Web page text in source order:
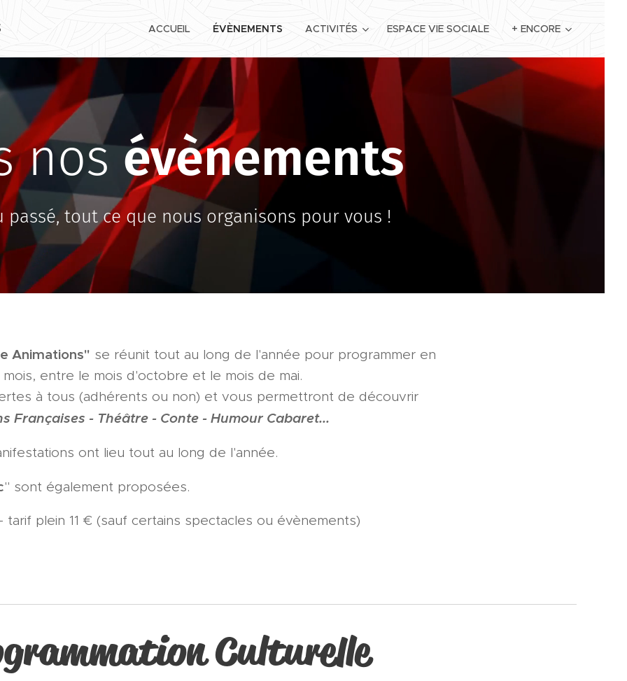
ACCUEIL ÉVÈNEMENTS ACTIVITÉS ESPACE VIE SOCIALE + ENCORE
nosévènements
passé, tout ce que nous organisons pour vous !
Animations" se réunit tout au long de l'année pour programmer en
entre le mois d'octobre et le mois de mai.
à tous (adhérents ou non) et vous permettront de découvrir
Françaises - Théâtre - Conte - Humour Cabaret...
ont lieu tout au long de l'année.
" sont également proposées.
plein 11 € (sauf certains spectacles ou évènements)
Culturelle